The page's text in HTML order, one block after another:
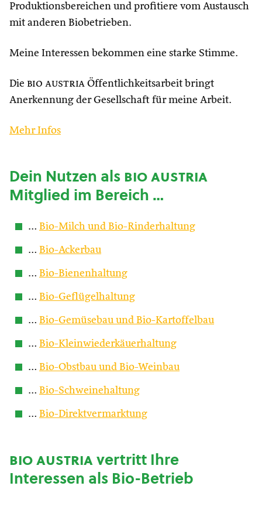
Produktionsbereichen und profitiere vom Austausch
mit anderen Biobetrieben.
Meine Interessen bekommen eine starke Stimme.
Die bio austria Öffentlichkeitsarbeit bringt
Anerkennung der Gesellschaft für meine Arbeit.
Mehr Infos
Dein Nutzen alsbio austria
Mitglied im Bereich …
… Bio-Milch und Bio-Rinderhaltung
… Bio-Ackerbau
… Bio-Bienenhaltung
… Bio-Geflügelhaltung
… Bio-Gemüsebau und Bio-Kartoffelbau
… Bio-Kleinwiederkäuerhaltung
… Bio-Obstbau und Bio-Weinbau
… Bio-Schweinehaltung
… Bio-Direktvermarktung
bio austriavertritt Ihre
Interessen als Bio-Betrieb